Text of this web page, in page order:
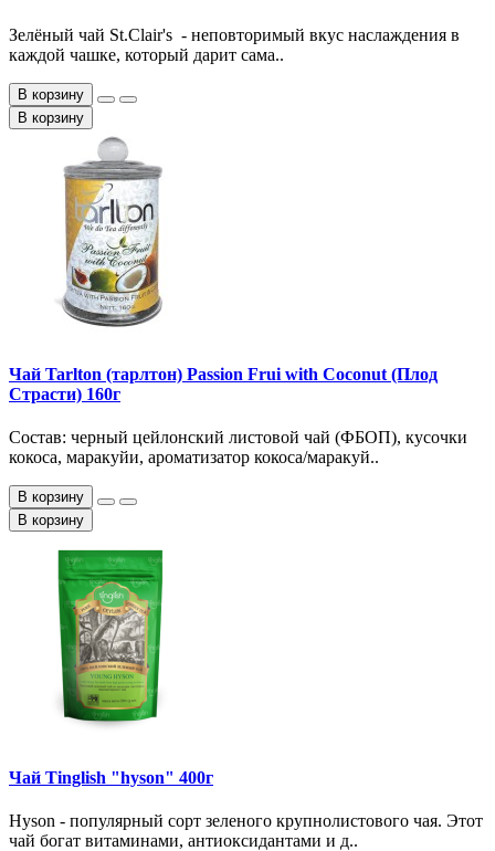
Зелёный чай St.Clair's - неповторимый вкус наслаждения в
каждой чашке, который дарит сама..
В корзину
В корзину
Чай Tarlton (тарлтон) Passion Frui with Coconut (Плод
Страсти) 160г
Состав: черный цейлонский листовой чай (ФБОП), кусочки
кокоса, маракуйи, ароматизатор кокоса/маракуй..
В корзину
В корзину
Чай Tinglish "hyson" 400г
Hyson - популярный сорт зеленого крупнолистового чая. Этот
чай богат витаминами, антиоксидантами и д..